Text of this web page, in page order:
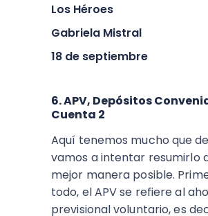
Los Héroes
Gabriela Mistral
18 de septiembre
6. APV, Depósitos
Cuenta 2
Aquí tenemos mucho que
vamos a intentar resumirlo
mejor manera posible.
todo, el APV se refiere al
previsional voluntario, es